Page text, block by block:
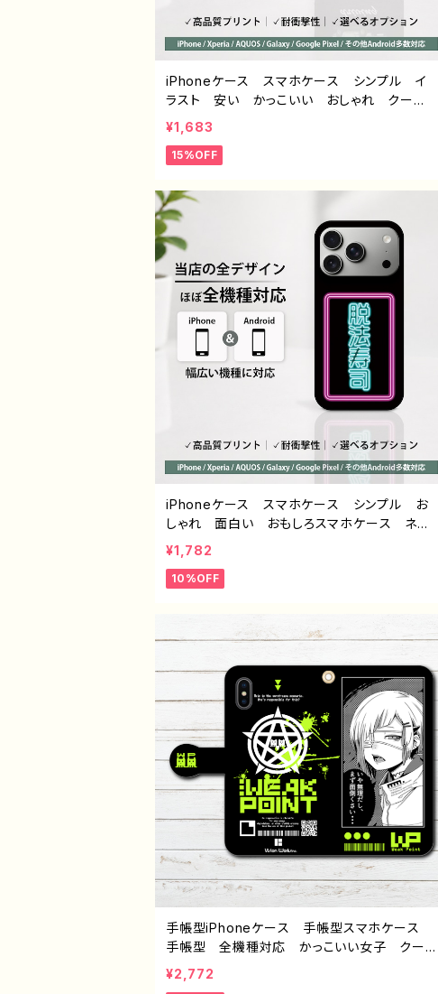
iPhoneケース スマホケース シンプル イ
ラスト 安い かっこいい おしゃれ クー
ル メンズ 個性的 おすすめ 人気 クリエ
イター iPhone15/14/13/12/11 AQUOS sen
se 4 5 6 Xperia Googlepixel Galaxy
ド オリジナル デザイン グッズ タイトル：
シンプル スマホケース PART40-2 J1-9
¥1,683
15%OFF
iPhoneケース スマホケース シンプル お
しゃれ 面白い おもしろスマホケース ネタ
系 エモい ほぼ 全機種対応 メンズ iPho
ne15/14/13/12/11 AQUOS Xperia Goog
lepixel Galaxy Android アンドロイド
絵師 クリエイター オリジナル デザイン
グッズ タイトル：脱法寿司 作：んごミック G
¥1,782
10%OFF
手帳型iPhoneケース 手帳型スマホケース
手帳型 全機種対応 かっこいい女子 クー
ル おしゃれ イラスト 病みかわいい エモ
い iPhone15/14/13/12/11 AQUOS Xperi
¥2,772